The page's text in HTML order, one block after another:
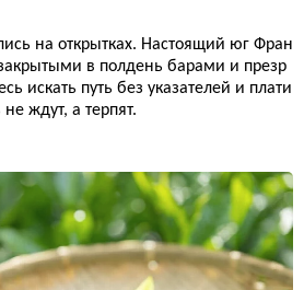
на открытках. Настоящий юг Фран
в полдень барами и презр
искать путь без указателей и плати
ждут, а терпят.